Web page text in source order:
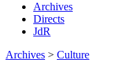
Archives
Directs
JdR
Archives > Culture